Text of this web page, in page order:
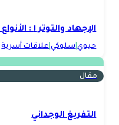
الإجهاد والتوتر ١ : الأنواع والعلامات
حيوي| سلوكي| علاقات أسرية
مقال
التفريغ الوجداني